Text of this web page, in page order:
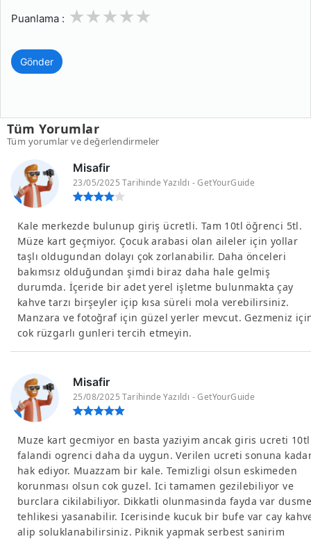
Puanlama : 3
2
1
Gönder
Tüm Yorumlar
Tüm yorumlar ve değerlendirmeler
Misafir
23/05/2025 Tarihinde Yazıldı - GetYourGuide
Kale merkezde bulunup giriş ücretli. Tam 10tl öğrenci 5tl.
Müze kart geçmiyor. Çocuk arabasi olan aileler için yollar
taşlı oldugundan dolayı çok zorlanabilir. Daha önceleri
bakımsız olduğundan şimdi biraz daha hale gelmiş
durumda. İçeride bir adet yerel işletme bulunmakta çay
kahve tarzı birşeyler içip kısa süreli mola verebilirsiniz.
Manzara ve fotoğraf için güzel yerler mevcut. Gezmeniz
cok rüzgarlı gunleri tercih etmeyin.
Misafir
25/08/2025 Tarihinde Yazıldı - GetYourGuide
Muze kart gecmiyor en basta yaziyim ancak giris ucreti 10tl
falandi ogrenci daha da uygun. Verilen ucreti sonuna
hak ediyor. Muazzam bir kale. Temizligi olsun eskimeden
korunması olsun cok guzel. Ici tamamen gezilebiliyor ve
burclara cikilabiliyor. Dikkatli olunmasinda fayda var dusme
tehlikesi yasanabilir. Icerisinde kucuk bir bufe var cay
alip soluklanabilirsiniz. Piknik yapmak serbest sanirim